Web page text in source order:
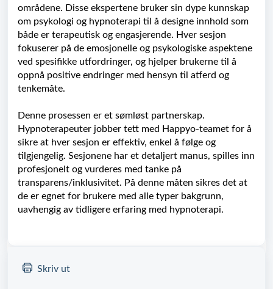
områdene. Disse ekspertene bruker sin dype kunnskap
om psykologi og hypnoterapi til å designe innhold som
både er terapeutisk og engasjerende. Hver sesjon
fokuserer på de emosjonelle og psykologiske aspektene
ved spesifikke utfordringer, og hjelper brukerne til å
oppnå positive endringer med hensyn til atferd og
tenkemåte.
Denne prosessen er et sømløst partnerskap.
Hypnoterapeuter jobber tett med Happyo-teamet for å
sikre at hver sesjon er effektiv, enkel å følge og
tilgjengelig. Sesjonene har et detaljert manus, spilles inn
profesjonelt og vurderes med tanke på
transparens/inklusivitet. På denne måten sikres det at
de er egnet for brukere med alle typer bakgrunn,
uavhengig av tidligere erfaring med hypnoterapi.
Skriv ut